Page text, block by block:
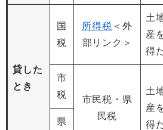
貸した
とき
国
税
所得税 ＜外
部リンク＞
土
産
得
市
税
市民税・県
民税
土
産
得
県